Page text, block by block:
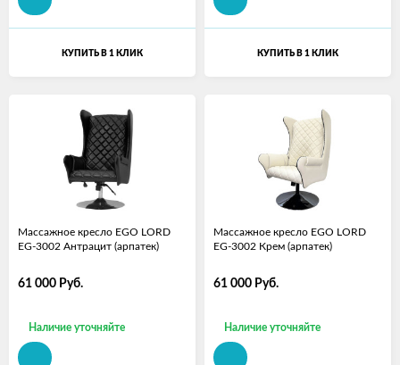
КУПИТЬ В 1 КЛИК КУПИТЬ В 1 КЛИК
Массажное кресло EGO LORD
EG-3002 Антрацит (арпатек)
61 000 Руб.
Наличие уточняйте
Массажное кресло EGO LORD
EG-3002 Крем (арпатек)
61 000 Руб.
Наличие уточняйте